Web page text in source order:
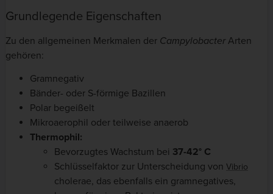
Grundlegende Eigenschaften
Zu den allgemeinen Merkmalen der CampylobacterArten
gehören:
Gramnegativ
Bänder- oder S-förmige Bazillen
Polar begeißelt
Mikroaerophil oder teilweise anaerob
Thermophil:
Bevorzugtes Wachstum bei 37-42° C
Schlüsselfaktor zur Unterscheidung von Vibrio
cholerae, das ebenfalls ein gramnegatives,